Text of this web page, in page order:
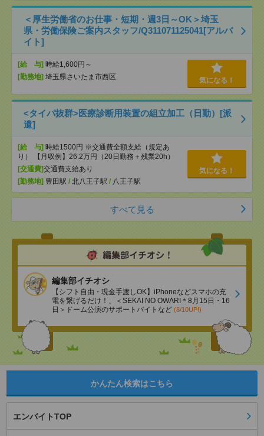
＜厚生労働省のお仕事・短期・週3日～OK＞埼玉
県・労働保険ご案内スタッフ/Q311071125041[アルバ
イト]
[給 与] 時給1,600円～
[勤務地] 埼玉県さいたま市西区 気になる！
<タイパ抜群>医療診断用装置の組立加工（日勤）[派
遣]
[給 与] 時給1500円 ※交通費全額支給（規定あ
り） 【月収例】26.2万円（20日勤務＋残業20h）
[交通費]交通費支給あり
[勤務地] 豊田駅 / 北八王子駅 / 八王子駅
気になる！
すべて見る
編集部イチオシ
【シフト自由・現金手渡しOK】iPhoneなどスマホの充
電を繋げるだけ！、＜SEKAI NO OWARI＊8月15日・16
日＞ドーム公演のサポートバイトなど (8/10UP!)
かんたん検索はこちら
エンバイトTOP